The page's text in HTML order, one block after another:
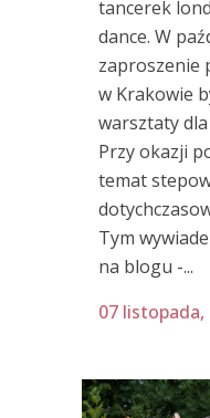
tancerek
dance. W
zaproszenie
w Krakowie
warsztaty
Przy okazji
temat
Tym
na blogu -...
07 listopada,